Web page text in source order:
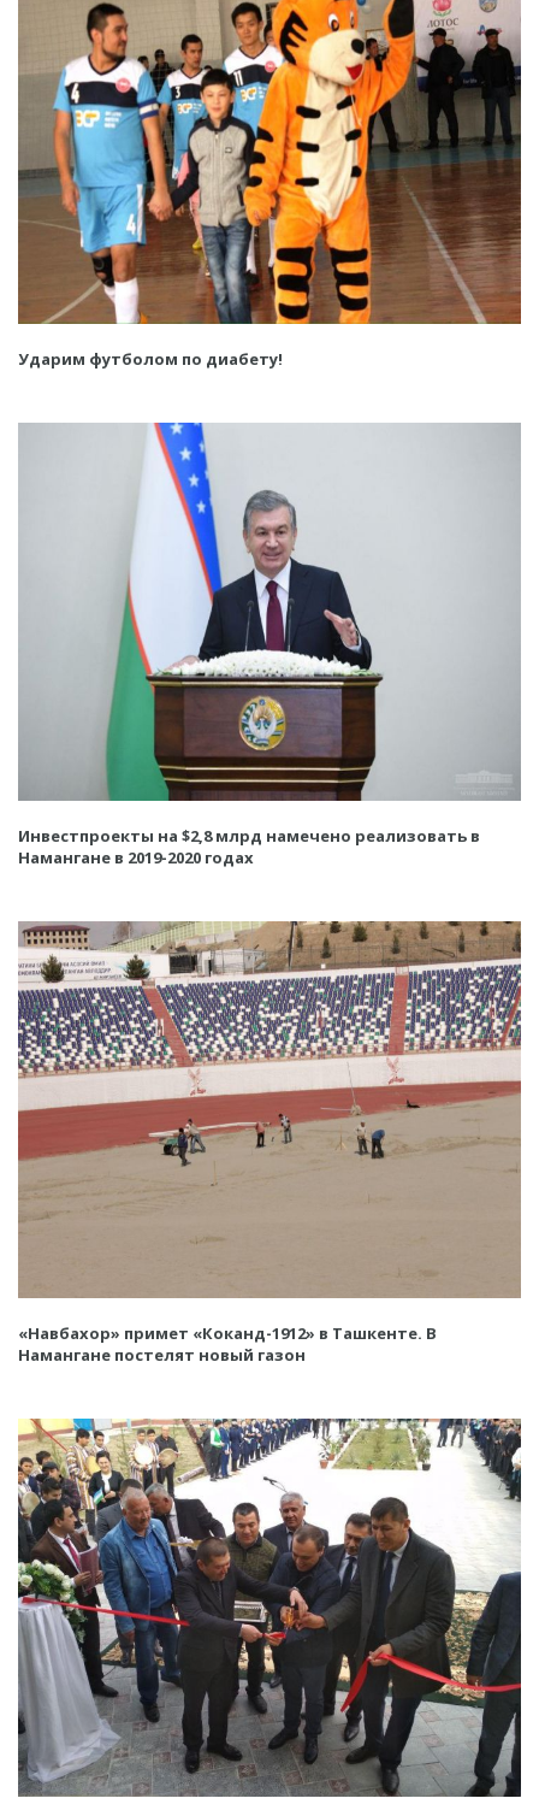
Ударим футболом по диабету!
Инвестпроекты на $2,8 млрд намечено реализовать в
Намангане в 2019-2020 годах
«Навбахор» примет «Коканд-1912» в Ташкенте. В
Намангане постелят новый газон